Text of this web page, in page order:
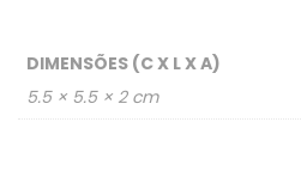
DIMENSÕES (C X L X A)
5.5 × 5.5 × 2 cm